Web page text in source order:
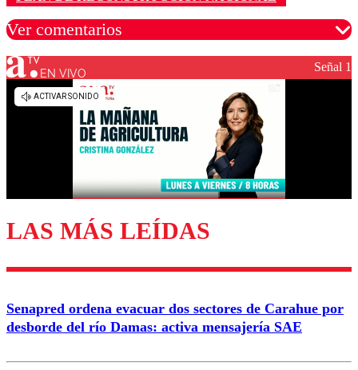
Ver comentarios
Los comentarios son moderados para garantizar un
diálogo respetuoso.
Enviar comentario
EN VIVO Señal 1
LAS MÁS LEÍDAS
Senapred ordena evacuar dos sectores de Carahue por
desborde del río Damas: activa mensajería SAE